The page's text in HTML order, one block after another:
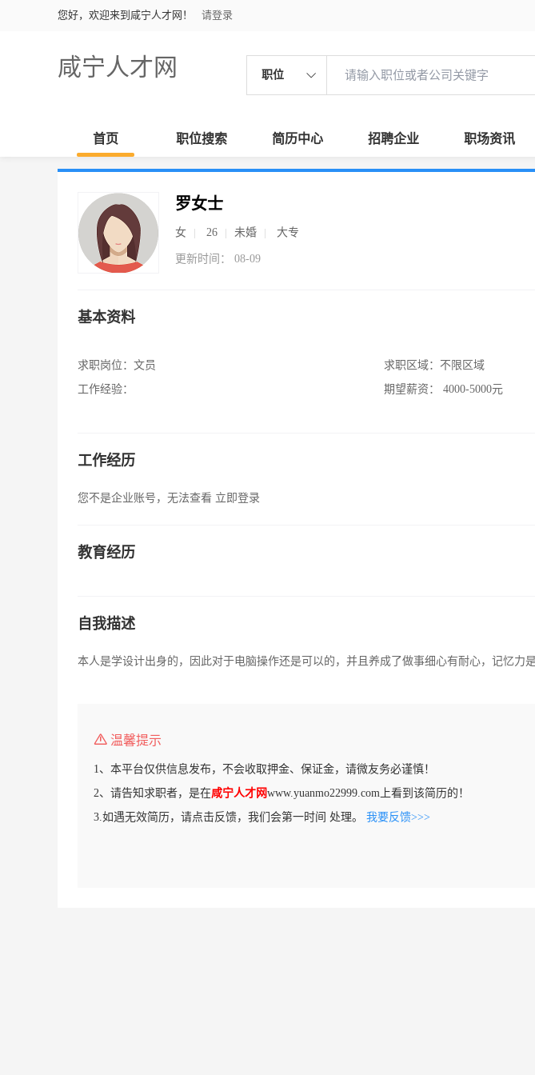
您好，欢迎来到咸宁人才网！ 请登录
咸宁人才网 职位
首页 职位搜索 简历中心 招聘企业 职场资讯
罗女士
女 26 未婚 大专
更新时间： 08-09
基本资料
求职岗位： 文员
工作经验：
求职区域： 不限区域
期望薪资：
4000-5000元
工作经历
您不是企业账号，无法查看 立即登录
教育经历
自我描述
本人是学设计出身的，因此对于电脑操作还是可以的，并且养成了做事细心有耐心，记忆力
温馨提示
1、本平台仅供信息发布，不会收取押金、保证金，请微友务必谨慎！
2、请告知求职者，是在咸宁人才网www.yuanmo22999.com上看到该简历的！
3.如遇无效简历，请点击反馈，我们会第一时间 处理。 我要反馈>>>